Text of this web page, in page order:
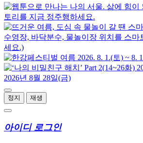
정지 재생
아이디 로그인